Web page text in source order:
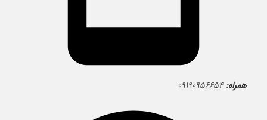
همراه: ۰۹۱۹۰۹۵۶۶۵۴